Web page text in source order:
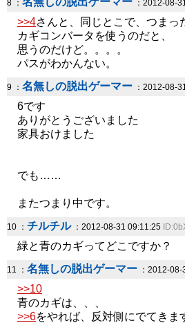
8 ： ：2012-08-
>>4さんと、同じとこで、つまっ
カギコンバータを使うのだと、
思うのだけど。。。。
パスがわかんない。
9 ： 名無しの脱出ゲーマー ：2012-08-
6です
ありがとうございました
家具おけました
でも……
またつまり中です。
10 ： チルチル：2012-08-31 09:11:25
緑と青のカギってどこですか？
11 ： 名無しの脱出ゲーマー ：2012-
>>10
青のカギは、、、
>>6をやれば、反対側にでてきま